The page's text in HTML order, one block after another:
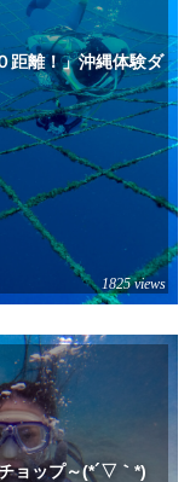
距離！」沖縄体験ダ
1825 views
ョップ～(*´▽｀*)